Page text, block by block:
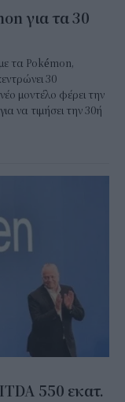
για τα 30
τα Pokémon,
30
μοντέλο φέρει την
να τιμήσει την 30ή
550 εκατ.